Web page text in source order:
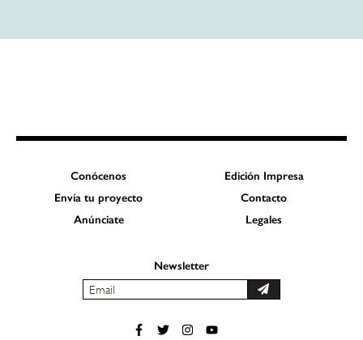
Conócenos
Edición Impresa
Envía tu proyecto
Contacto
Anúnciate
Legales
Newsletter